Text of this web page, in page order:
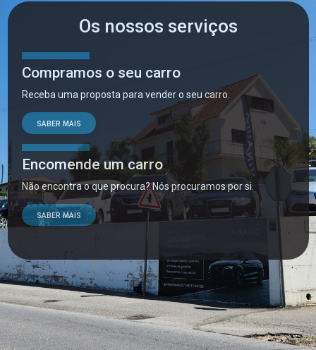
Os nossos serviços
Compramos o seu carro
Receba uma proposta para vender o seu carro.
SABER MAIS
Encomende um carro
Não encontra o que procura? Nós procuramos por si.
SABER MAIS